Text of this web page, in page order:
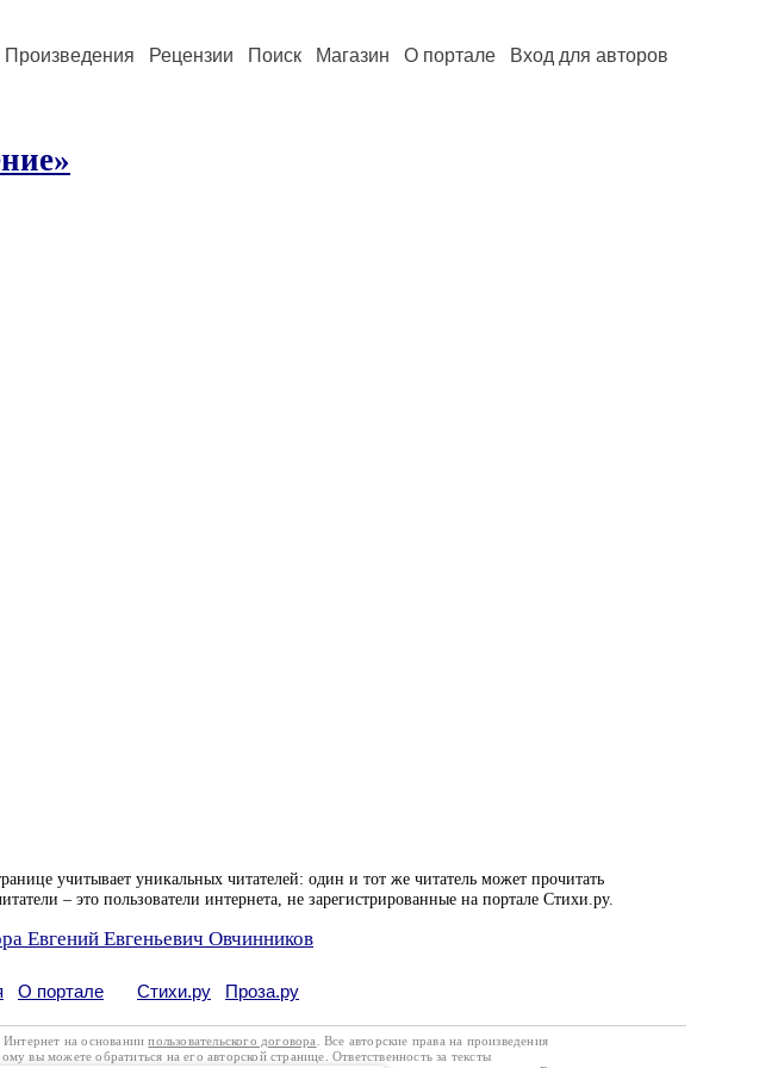
Произведения Рецензии Поиск Магазин О портале Вход для авторов
учитывает уникальных читателей: один и тот же читатель может прочитать
– это пользователи интернета, не зарегистрированные на портале Стихи.ру.
Евгений Евгеньевич Овчинников
О портале Стихи.ру Проза.ру
Интернет на основаниипользовательского договора
. Все авторские права на произведения
вы можете обратиться на его авторской странице. Ответственность за тексты